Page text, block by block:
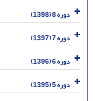
دوره 8 (1398)
دوره 7 (1397)
دوره 6 (1396)
دوره 5 (1395)